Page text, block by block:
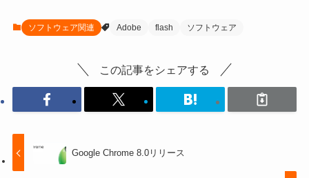
ソフトウェア関連 Adobe flash ソフトウェア
この記事をシェアする
Google Chrome 8.0リリース